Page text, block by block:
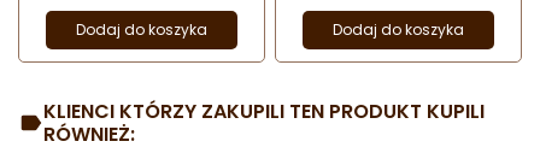
Dodaj do koszyka Dodaj do koszyka
KLIENCI KTÓRZY ZAKUPILI TEN PRODUKT KUPILI
RÓWNIEŻ: